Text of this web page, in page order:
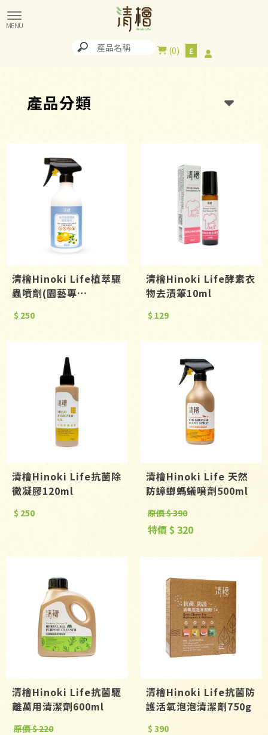
0
產品分類
清檜Hinoki Life植萃驅
蟲噴劑(園藝專
$ 250
清檜Hinoki Life酵素衣
物去漬筆10ml
$ 129
清檜Hinoki Life抗菌除
黴凝膠120ml
$ 250
清檜Hinoki Life 天然
防蟑螂螞蟻噴劑500ml
原價 $ 390
特價 $ 320
清檜Hinoki Life抗菌驅
離萬用清潔劑600ml
原價 $ 220
清檜Hinoki Life抗菌防
護活氧泡泡清潔劑750g
$ 390